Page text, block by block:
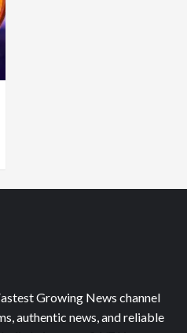
Growing News channel
authentic news, and reliable